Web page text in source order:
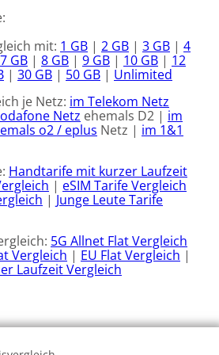
mit: 1 GB | 2 GB | 3 GB | 4
7 GB | 8 GB | 9 GB | 10 GB | 12
| 30 GB | 50 GB | Unlimited
je Netz: im Telekom Netz
Netz ehemals D2 | im
o2 / eplus Netz | im 1&1
Handtarife mit kurzer Laufzeit
| eSIM Tarife Vergleich
| Junge Leute Tarife
5G Allnet Flat Vergleich
Vergleich | EU Flat Vergleich |
Laufzeit Vergleich